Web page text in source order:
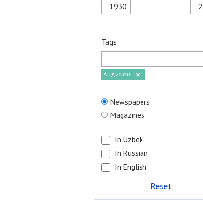
Tags
Андижон
Newspapers
Magazines
In Uzbek
In Russian
In English
Reset